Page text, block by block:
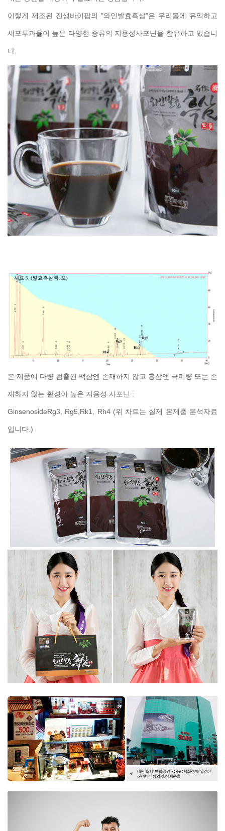
이렇게 제조된 진생바이팜의 "와인발효흑삼"은 우리몸에 유익하고
세포투과율이 높은 다양한 종류의 지용성사포닌을 함유하고 있습니
다.
본 제품에 다량 검출된 백삼엔 존재하지 않고 홍삼엔 극미량 또는 존
재하지 않는 활성이 높은 지용성 사포닌 :
GinsenosideRg3, Rg5,Rk1, Rh4 (위 차트는 실제 본제품 분석자료
입니다.)